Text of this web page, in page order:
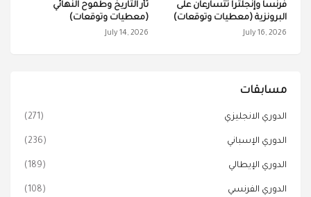
فرنسا وإنجلترا تتسارعان على
البرونزية (معطيات وتوقعات)
July 16, 2026
ثأر التاريخ وطموح النهائي
(معطيات وتوقعات)
July 14, 2026
مسابقات
الدوري الانجليزي (271)
الدوري الإسباني (236)
الدوري الإيطالي (189)
الدوري الفرنسي (108)